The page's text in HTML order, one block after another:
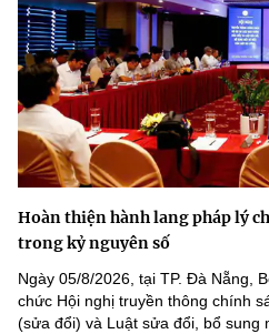
Hoàn thiện hành lang pháp lý
trong kỷ nguyên số
Ngày 05/8/2026, tại TP. Đà Nẵng,
chức Hội nghị truyền thông chính
(sửa đổi) và Luật sửa đổi, bổ sung